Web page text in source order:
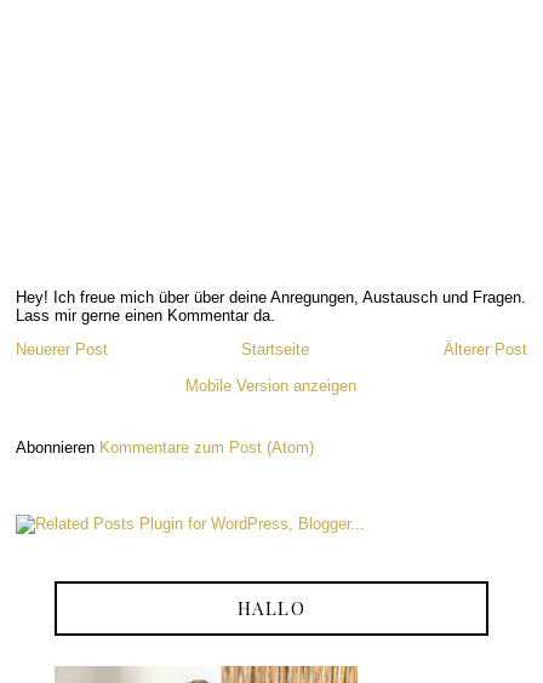
Hey! Ich freue mich über über deine Anregungen, Austausch und Fragen.
Lass mir gerne einen Kommentar da.
Neuerer Post
Älterer Post
Startseite
Mobile Version anzeigen
Abonnieren Kommentare zum Post (Atom)
HALLO